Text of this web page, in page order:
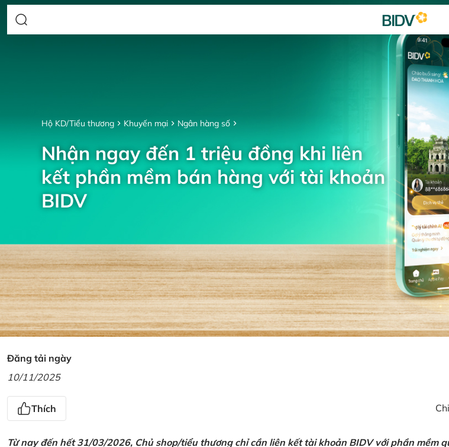
Hộ KD/Tiểu thương Khuyến mại Ngân hàng số
Nhận ngay đến 1 triệu đồng khi liên
kết phần mềm bán hàng với tài khoản
BIDV
Đăng tải ngày
10/11/2025
Thích
Từ nay đến hết 31/03/2026, Chủ shop/tiểu thương chỉ cần liên kết tài khoản BIDV với phần mềm